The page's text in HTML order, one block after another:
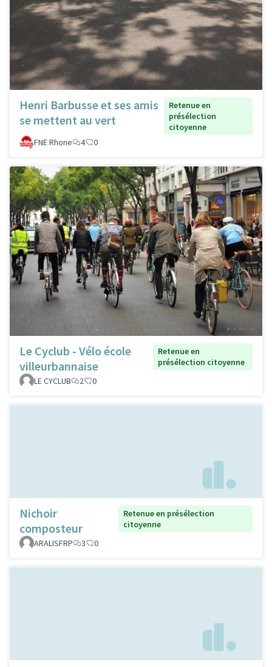
Henri Barbusse et ses amis
se mettent au vert
Retenue en
présélection
citoyenne
FNE Rhone
4 0
Le Cyclub - Vélo école
villeurbannaise
Retenue en
présélection citoyenne
LE CYCLUB
2 0
Nichoir
composteur
Retenue en présélection
citoyenne
ARALISFRP
3 0